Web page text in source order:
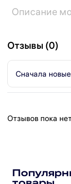
Описание
Отзывы (0)
Сначала новые
Отзывов пока